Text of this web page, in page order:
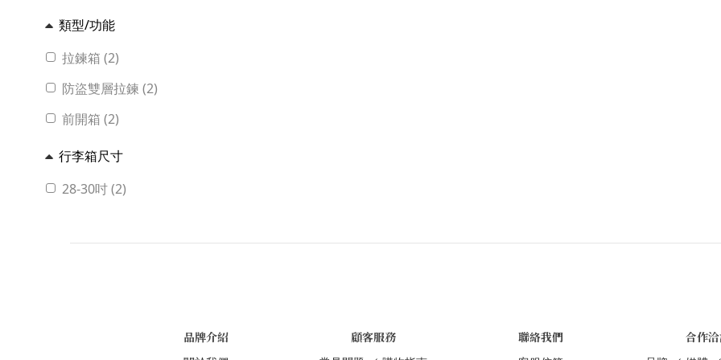
類型/功能
拉鍊箱 (2)
防盜雙層拉鍊 (2)
前開箱 (2)
行李箱尺寸
28-30吋 (2)
品牌介紹 顧客服務 聯絡我們 合作